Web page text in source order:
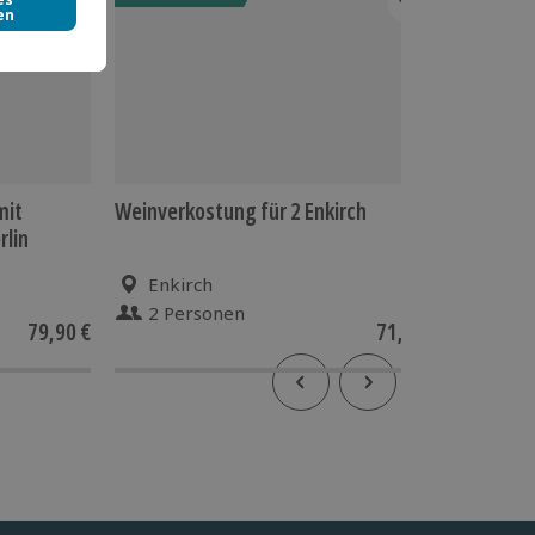
79,90 €
Weinverkostung für 2 Enkirch
Enkirch
2 Personen
71,90 €